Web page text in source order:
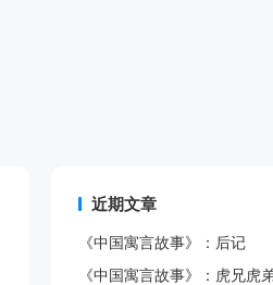
近期文章
《中国寓言故事》：后记
《中国寓言故事》：虎兄虎